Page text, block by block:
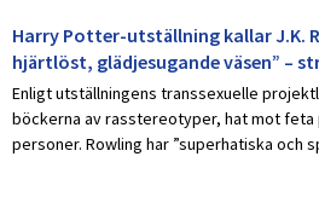
Harry Potter-utställning kallar J.K.
hjärtlöst, glädjesugande väsen” –
Enligt utställningens transsexuelle
böckerna av rasstereotyper, hat mot feta
personer. Rowling har ”superhatiska och